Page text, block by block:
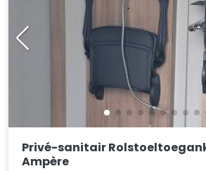
Privé-sanitair
Ampère